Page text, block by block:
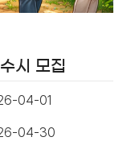
시 모집
04-01
04-30